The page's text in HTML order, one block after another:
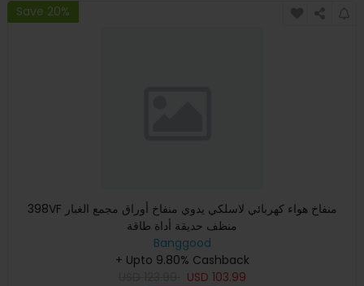
Save 20%
398VF منفاخ هواء كهربائي لاسلكي يدوي منفاخ أوراق مجمع الغبار
منظف حديقة أداة طاقة
Banggood
+ Upto 9.80% Cashback
USD 103.99